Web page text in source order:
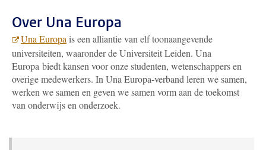
Over Una Europa
Una Europa is een alliantie van elf toonaangevende
universiteiten, waaronderde Universiteit Leiden. Una
Europa biedt kansen voor onze studenten, wetenschappers en
overige medewerkers. In Una Europa-verband leren we samen,
werken we samen en geven we samen vorm aan de toekomst
van onderwijs en onderzoek.